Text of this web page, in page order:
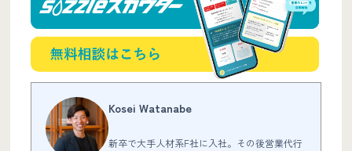
Kosei Watanabe
新卒で大手人材系F社に入社。その後営業代行